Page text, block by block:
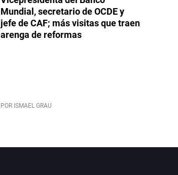
Mundial, secretario de OCDE y
jefe de CAF; más visitas que traen
arenga de reformas
POR ISMAEL GRAU